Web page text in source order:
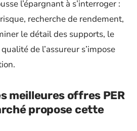
l’épargnant à s’interroger :
recherche de rendement,
le détail des supports, le
de l’assureur s’impose
meilleures offres PER
propose cette